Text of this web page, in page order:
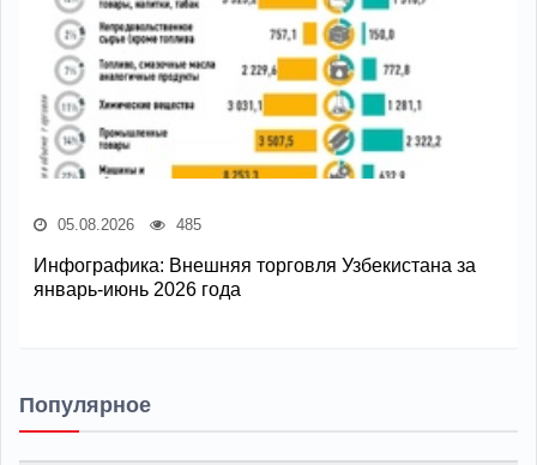
05.08.2026 485
Инфографика: Внешняя торговля Узбекистана за
январь-июнь 2026 года
Популярное